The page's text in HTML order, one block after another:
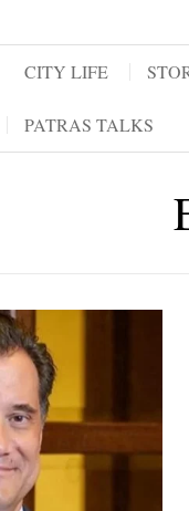
CITY LIFE
PATRAS TALKS